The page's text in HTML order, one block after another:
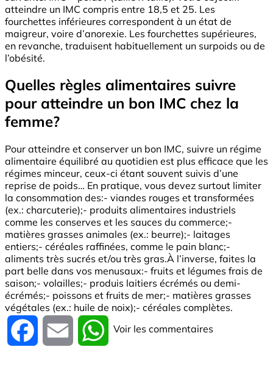
atteindre un IMC compris entre 18,5 et 25. Les
fourchettes inférieures correspondent à un état de
maigreur, voire d’anorexie. Les fourchettes supérieures,
en revanche, traduisent habituellement un surpoids ou de
l’obésité.
Quelles règles alimentaires suivre
pour atteindre un bon IMC chez la
femme?
Pour atteindre et conserver un bon IMC, suivre un régime
alimentaire équilibré au quotidien est plus efficace que les
régimes minceur, ceux-ci étant souvent suivis d’une
reprise de poids… En pratique, vous devez surtout limiter
la consommation des:- viandes rouges et transformées
(ex.: charcuterie);- produits alimentaires industriels
comme les conserves et les sauces du commerce;-
matières grasses animales (ex.: beurre);- laitages
entiers;- céréales raffinées, comme le pain blanc;-
aliments très sucrés et/ou très gras.À l’inverse, faites la
part belle dans vos menusaux:- fruits et légumes frais de
saison;- volailles;- produis laitiers écrémés ou demi-
écrémés;- poissons et fruits de mer;- matières grasses
végétales (ex.: huile de noix);- céréales complètes.
Facebook Email WhatsApp
Voir les commentaires